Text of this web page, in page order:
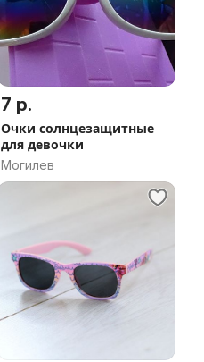
7 р.
Очки солнцезащитные
для девочки
Могилев